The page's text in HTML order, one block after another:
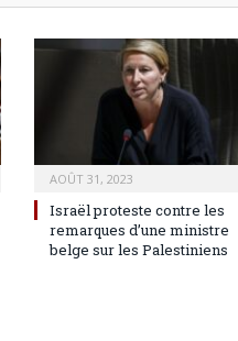
AOÛT 31, 2023
Israël proteste contre les
remarques d’une ministre
belge sur les Palestiniens